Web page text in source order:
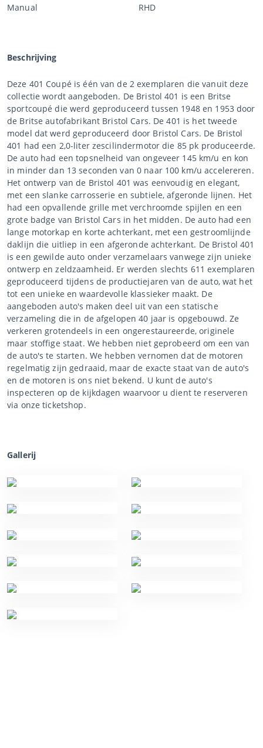
Manual RHD
Beschrijving
Deze 401 Coupé is één van de 2 exemplaren die vanuit deze
collectie wordt aangeboden. De Bristol 401 is een Britse
sportcoupé die werd geproduceerd tussen 1948 en 1953 door
de Britse autofabrikant Bristol Cars. De 401 is het tweede
model dat werd geproduceerd door Bristol Cars. De Bristol
401 had een 2,0-liter zescilindermotor die 85 pk produceerde.
De auto had een topsnelheid van ongeveer 145 km/u en kon
in minder dan 13 seconden van 0 naar 100 km/u accelereren.
Het ontwerp van de Bristol 401 was eenvoudig en elegant,
met een slanke carrosserie en subtiele, afgeronde lijnen. Het
had een opvallende grille met verchroomde spijlen en een
grote badge van Bristol Cars in het midden. De auto had een
lange motorkap en korte achterkant, met een gestroomlijnde
daklijn die uitliep in een afgeronde achterkant. De Bristol 401
is een gewilde auto onder verzamelaars vanwege zijn unieke
ontwerp en zeldzaamheid. Er werden slechts 611 exemplaren
geproduceerd tijdens de productiejaren van de auto, wat het
tot een unieke en waardevolle klassieker maakt. De
aangeboden auto's maken deel uit van een statische
verzameling die in de afgelopen 40 jaar is opgebouwd. Ze
verkeren grotendeels in een ongerestaureerde, originele
maar stoffige staat. We hebben niet geprobeerd om een van
de auto's te starten. We hebben vernomen dat de motoren
regelmatig zijn gedraaid, maar de exacte staat van de auto's
en de motoren is ons niet bekend. U kunt de auto's
inspecteren op de kijkdagen waarvoor u dient te reserveren
via onze ticketshop.
Gallerij